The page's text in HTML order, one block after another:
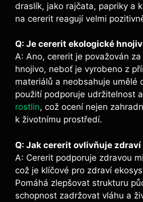
draslík, jako rajčata, papriky a
⁤na cererit reagují velmi
Q: Je cererit ekologické
A: ⁣Ano, cererit je považován⁣
hnojivo, neboť je vyrobeno z
materiálů‌ a neobsahuje umělé
‍použití‌ podporuje udržitelnost a
rostlin, což ocení nejen
k životnímu prostředí.
Q: Jak cererit ovlivňuje zdraví
A:⁢ Cererit podporuje zdravou
což je klíčové pro zdraví
Pomáhá zlepšovat strukturu
schopnost zadržovat ⁣vláhu a